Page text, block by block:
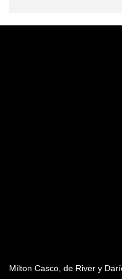
Milton Casco, de River y